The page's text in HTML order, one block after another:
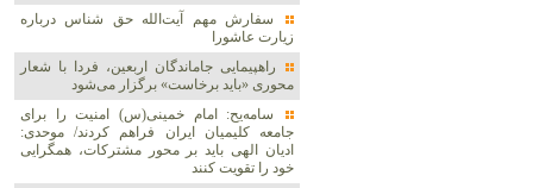
سفارش مهم آیت‌الله حق شناس درباره
زیارت عاشورا
راهپیمایی جاماندگان اربعین، فردا با شعار
محوری «باید برخاست» برگزار می‌شود
سامه‌یح: امام خمینی(س) امنیت را برای
جامعه کلیمیان ایران فراهم کردند/ موحدی:
ادیان الهی باید بر محور مشترکات، همگرایی
خود را تقویت کنند